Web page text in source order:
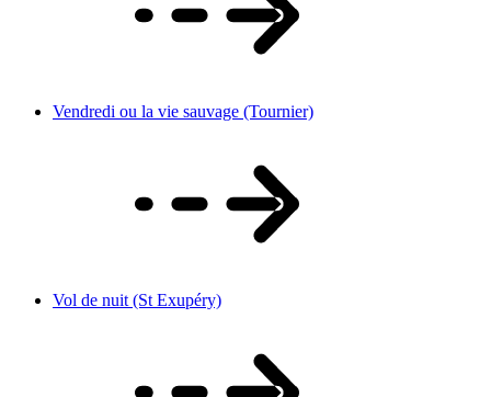
Vendredi ou la vie sauvage (Tournier)
Vol de nuit (St Exupéry)